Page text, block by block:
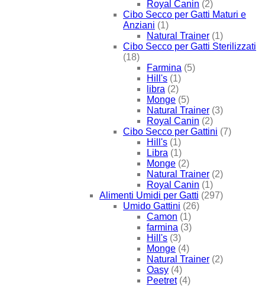
Royal Canin (2)
Cibo Secco per Gatti Maturi e
Anziani (1)
Natural Trainer (1)
Cibo Secco per Gatti Sterilizzati
(18)
Farmina (5)
Hill's (1)
libra (2)
Monge (5)
Natural Trainer (3)
Royal Canin (2)
Cibo Secco per Gattini (7)
Hill's (1)
Libra (1)
Monge (2)
Natural Trainer (2)
Royal Canin (1)
Alimenti Umidi per Gatti (297)
Umido Gattini (26)
Camon (1)
farmina (3)
Hill's (3)
Monge (4)
Natural Trainer (2)
Oasy (4)
Peetret (4)